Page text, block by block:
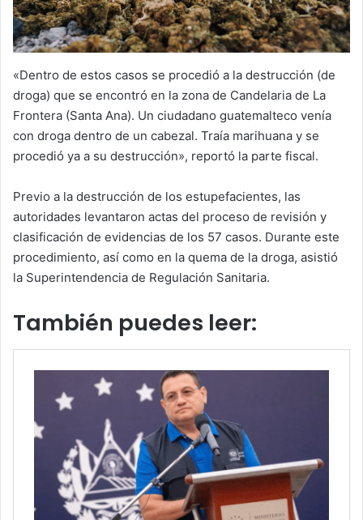
«Dentro de estos casos se procedió a la destrucción (de
droga) que se encontró en la zona de Candelaria de La
Frontera (Santa Ana). Un ciudadano guatemalteco venía
con droga dentro de un cabezal. Traía marihuana y se
procedió ya a su destrucción», reportó la parte fiscal.
Previo a la destrucción de los estupefacientes, las
autoridades levantaron actas del proceso de revisión y
clasificación de evidencias de los 57 casos. Durante este
procedimiento, así como en la quema de la droga, asistió
la Superintendencia de Regulación Sanitaria.
También puedes leer: